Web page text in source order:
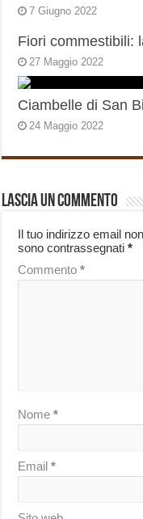
7 Giugno 2022
Fiori commestibili:
27 Maggio 2022
Ciambelle di San
24 Maggio 2022
Lascia un commento
Il tuo indirizzo email
sono contrassegnati*
Commento*
Nome*
Email*